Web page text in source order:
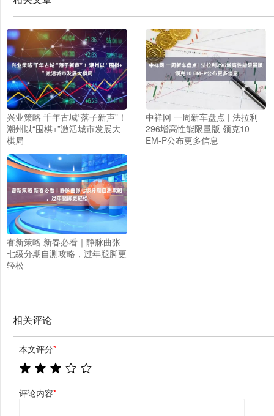
兴业策略 千年古城“落子新声”！
潮州以“围棋+”激活城市发展大
棋局
中祥网 一周新车盘点 | 法拉利
296增高性能限量版 领克10
EM-P公布更多信息
睿新策略 新春必看｜静脉曲张
七级分期自测攻略，过年腿脚更
轻松
相关评论
本文评分*
评论内容*